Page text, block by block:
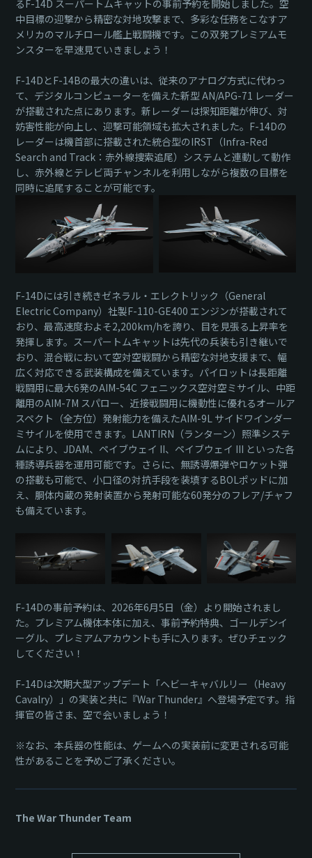
るF-14D スーパートムキャットの事前予約を開始しました。空
中目標の迎撃から精密な対地攻撃まで、多彩な任務をこなすア
メリカのマルチロール艦上戦闘機です。この双発プレミアムモ
ンスターを早速見ていきましょう！
F-14DとF-14Bの最大の違いは、従来のアナログ方式に代わっ
て、デジタルコンピューターを備えた新型 AN/APG-71 レーダー
が搭載された点にあります。新レーダーは探知距離が伸び、対
妨害性能が向上し、迎撃可能領域も拡大されました。F-14Dの
レーダーは機首部に搭載された統合型のIRST（Infra-Red
Search and Track：赤外線捜索追尾）システムと連動して動作
し、赤外線とテレビ両チャンネルを利用しながら複数の目標を
同時に追尾することが可能です。
F-14Dには引き続きゼネラル・エレクトリック（General
Electric Company）社製F-110-GE400 エンジンが搭載されて
おり、最高速度およそ2,200km/hを誇り、目を見張る上昇率を
発揮します。スーパートムキャットは先代の兵装も引き継いで
おり、混合戦において空対空戦闘から精密な対地支援まで、幅
広く対応できる武装構成を備えています。パイロットは長距離
戦闘用に最大6発のAIM-54C フェニックス空対空ミサイル、中距
離用のAIM-7M スパロー、近接戦闘用に機動性に優れるオールア
スペクト（全方位）発射能力を備えたAIM-9L サイドワインダー
ミサイルを使用できます。LANTIRN（ランターン）照準システ
ムにより、JDAM、ペイブウェイ II、ペイブウェイ III といった各
種誘導兵器を運用可能です。さらに、無誘導爆弾やロケット弾
の搭載も可能で、小口径の対抗手段を装填するBOLポッドに加
え、胴体内蔵の発射装置から発射可能な60発分のフレア/チャフ
も備えています。
F-14Dの事前予約は、2026年6月5日（金）より開始されまし
た。プレミアム機体本体に加え、事前予約特典、ゴールデンイ
ーグル、プレミアムアカウントも手に入ります。ぜひチェック
してください！
F-14Dは次期大型アップデート「ヘビーキャバルリー（Heavy
Cavalry）」の実装と共に『War Thunder』へ登場予定です。指
揮官の皆さま、空で会いましょう！
※なお、本兵器の性能は、ゲームへの実装前に変更される可能
性があることを予めご了承ください。
The War Thunder Team